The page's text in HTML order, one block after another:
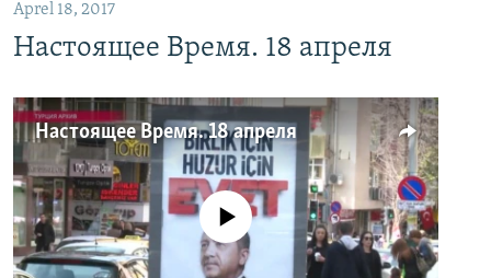
Aprel 18, 2017
Настоящее Время. 18 апреля
Настоящее Время. 18 апреля
No media source currently available